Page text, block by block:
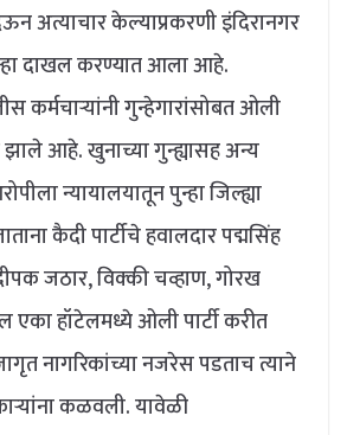
अत्याचार केल्याप्रकरणी इंदिरानगर
दाखल करण्यात आला आहे.
कर्मचाऱ्यांनी गुन्हेगारांसोबत ओली
झाले आहे. खुनाच्या गुन्ह्यासह अन्य
न्यायालयातून पुन्हा जिल्ह्या
कैदी पार्टीचे हवालदार पद्मसिंह
जठार, विक्की चव्हाण, गोरख
एका हॉटेलमध्ये ओली पार्टी करीत
नागरिकांच्या नजरेस पडताच त्याने
कळवली. यावेळी